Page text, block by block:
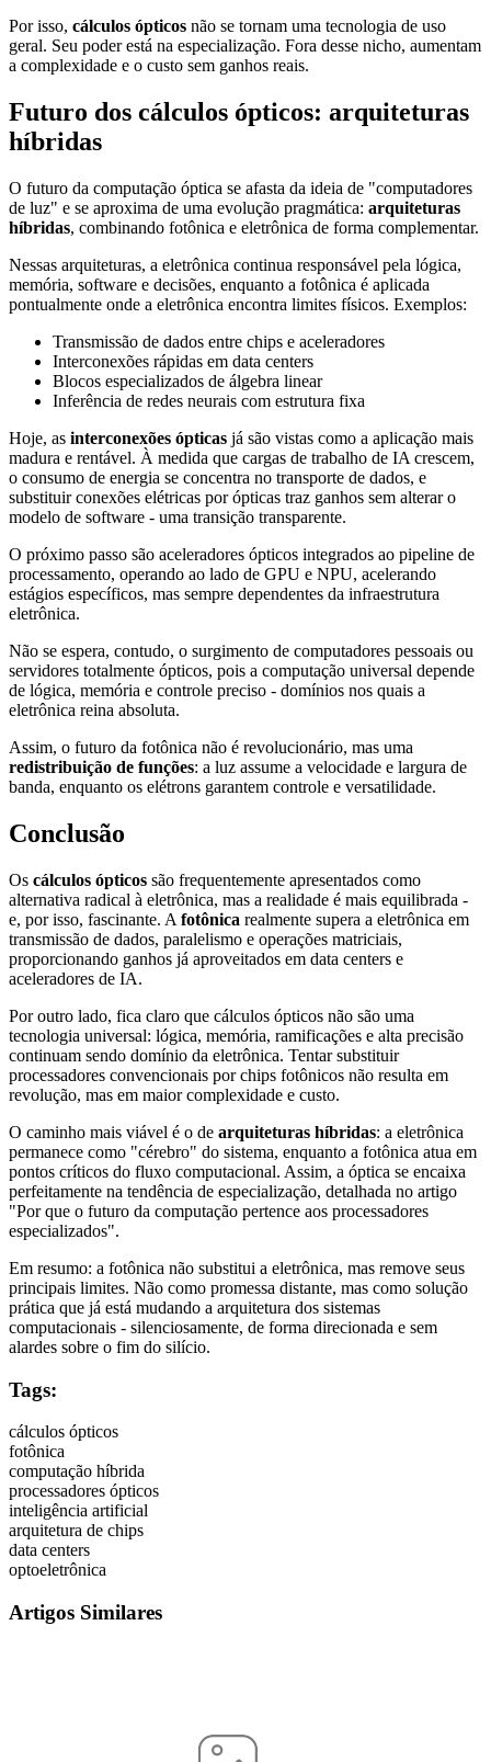
Por isso, cálculos ópticos não se tornam uma tecnologia de uso
geral. Seu poder está na especialização. Fora desse nicho, aumentam
a complexidade e o custo sem ganhos reais.
Futuro dos cálculos ópticos: arquiteturas
híbridas
O futuro da computação óptica se afasta da ideia de "computadores
de luz" e se aproxima de uma evolução pragmática: arquiteturas
híbridas, combinando fotônica e eletrônica de forma complementar.
Nessas arquiteturas, a eletrônica continua responsável pela lógica,
memória, software e decisões, enquanto a fotônica é aplicada
pontualmente onde a eletrônica encontra limites físicos. Exemplos:
Transmissão de dados entre chips e aceleradores
Interconexões rápidas em data centers
Blocos especializados de álgebra linear
Inferência de redes neurais com estrutura fixa
Hoje, as interconexões ópticas já são vistas como a aplicação mais
madura e rentável. À medida que cargas de trabalho de IA crescem,
o consumo de energia se concentra no transporte de dados, e
substituir conexões elétricas por ópticas traz ganhos sem alterar o
modelo de software - uma transição transparente.
O próximo passo são aceleradores ópticos integrados ao pipeline de
processamento, operando ao lado de GPU e NPU, acelerando
estágios específicos, mas sempre dependentes da infraestrutura
eletrônica.
Não se espera, contudo, o surgimento de computadores pessoais ou
servidores totalmente ópticos, pois a computação universal depende
de lógica, memória e controle preciso - domínios nos quais a
eletrônica reina absoluta.
Assim, o futuro da fotônica não é revolucionário, mas uma
redistribuição de funções: a luz assume a velocidade e largura de
banda, enquanto os elétrons garantem controle e versatilidade.
Conclusão
Os cálculos ópticos são frequentemente apresentados como
alternativa radical à eletrônica, mas a realidade é mais equilibrada -
e, por isso, fascinante. A fotônica realmente supera a eletrônica em
transmissão de dados, paralelismo e operações matriciais,
proporcionando ganhos já aproveitados em data centers e
aceleradores de IA.
Por outro lado, fica claro que cálculos ópticos não são uma
tecnologia universal: lógica, memória, ramificações e alta precisão
continuam sendo domínio da eletrônica. Tentar substituir
processadores convencionais por chips fotônicos não resulta em
revolução, mas em maior complexidade e custo.
O caminho mais viável é o de arquiteturas híbridas: a eletrônica
permanece como "cérebro" do sistema, enquanto a fotônica atua em
pontos críticos do fluxo computacional. Assim, a óptica se encaixa
perfeitamente na tendência de especialização, detalhada no artigo
"Por que o futuro da computação pertence aos processadores
especializados".
Em resumo: a fotônica não substitui a eletrônica, mas remove seus
principais limites. Não como promessa distante, mas como solução
prática que já está mudando a arquitetura dos sistemas
computacionais - silenciosamente, de forma direcionada e sem
alardes sobre o fim do silício.
Tags:
cálculos ópticos
fotônica
computação híbrida
processadores ópticos
inteligência artificial
arquitetura de chips
data centers
optoeletrônica
Artigos Similares